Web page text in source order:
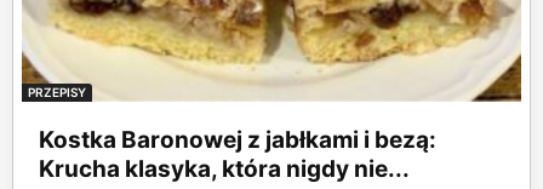
PRZEPISY
Kostka Baronowej z jabłkami i bezą:
Krucha klasyka, która nigdy nie...